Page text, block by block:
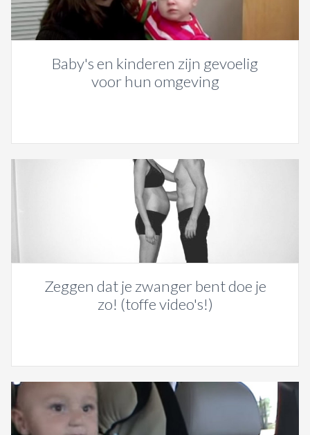
Baby's en kinderen zijn gevoelig
voor hun omgeving
Zeggen dat je zwanger bent doe je
zo! (toffe video's!)